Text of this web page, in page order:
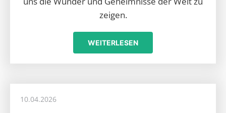
zeigen.
WEITERLESEN
10.04.2026